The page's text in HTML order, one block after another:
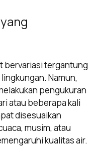
bervariasi tergantung
Namun,
pengukuran
atau beberapa kali
disesuaikan
musim, atau
kualitas air.